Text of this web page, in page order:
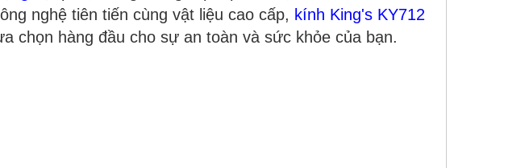
nghệ tiên tiến cùng vật liệu cao cấp, kính King's KY712
chọn hàng đầu cho sự an toàn và sức khỏe của bạn.